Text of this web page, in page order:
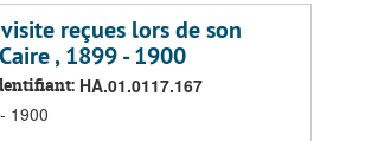
reçues lors de son
, 1899 - 1900
HA.01.0117.167
1900